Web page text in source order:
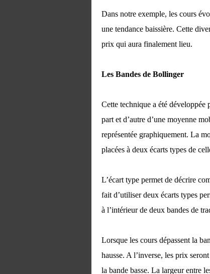
Dans notre exemple, les cours
une tendance baissière. Cette
prix qui aura finalement lieu.
Les Bandes de Bollinger
Cette technique a été
part et d’autre d’une moyenne
représentée graphiquement. La
placées à deux écarts types de
L’écart type permet de décrire
fait d’utiliser deux écarts types
à l’intérieur de deux bandes de
Lorsque les cours dépassent la
hausse. A l’inverse, les prix
la bande basse. La largeur entre